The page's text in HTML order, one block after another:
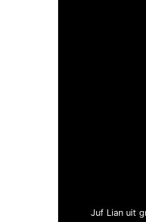
Juf Lian uit